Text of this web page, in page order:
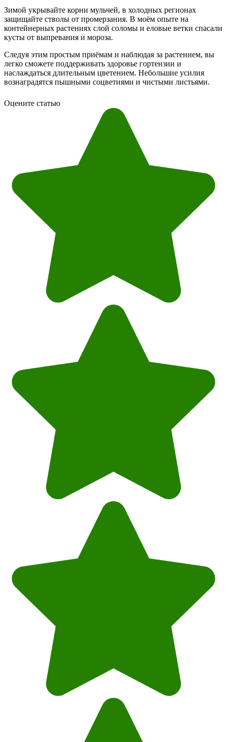
Зимой укрывайте корни мульчей, в холодных регионах
защищайте стволы от промерзания. В моём опыте на
контейнерных растениях слой соломы и еловые ветки спасали
кусты от выпревания и мороза.
Следуя этим простым приёмам и наблюдая за растением, вы
легко сможете поддерживать здоровье гортензии и
наслаждаться длительным цветением. Небольшие усилия
вознаградятся пышными соцветиями и чистыми листьями.
Оцените статью